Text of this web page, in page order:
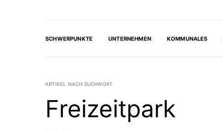
SCHWERPUNKTE UNTERNEHMEN KOMMUNALES
ARTIKEL NACH SUCHWORT
Freizeitpark